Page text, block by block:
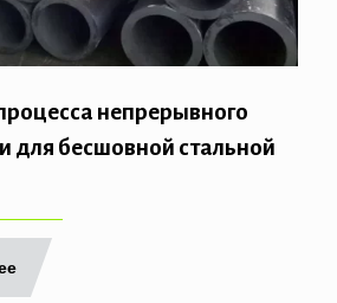
непрерывного
для бесшовной стальной